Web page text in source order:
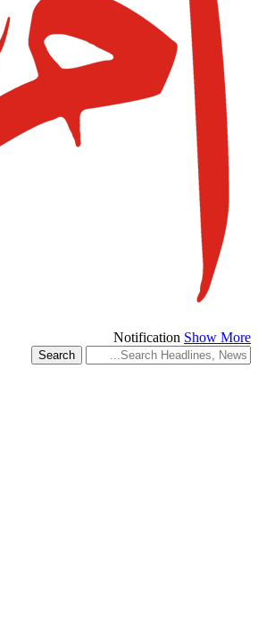
Notification Show More